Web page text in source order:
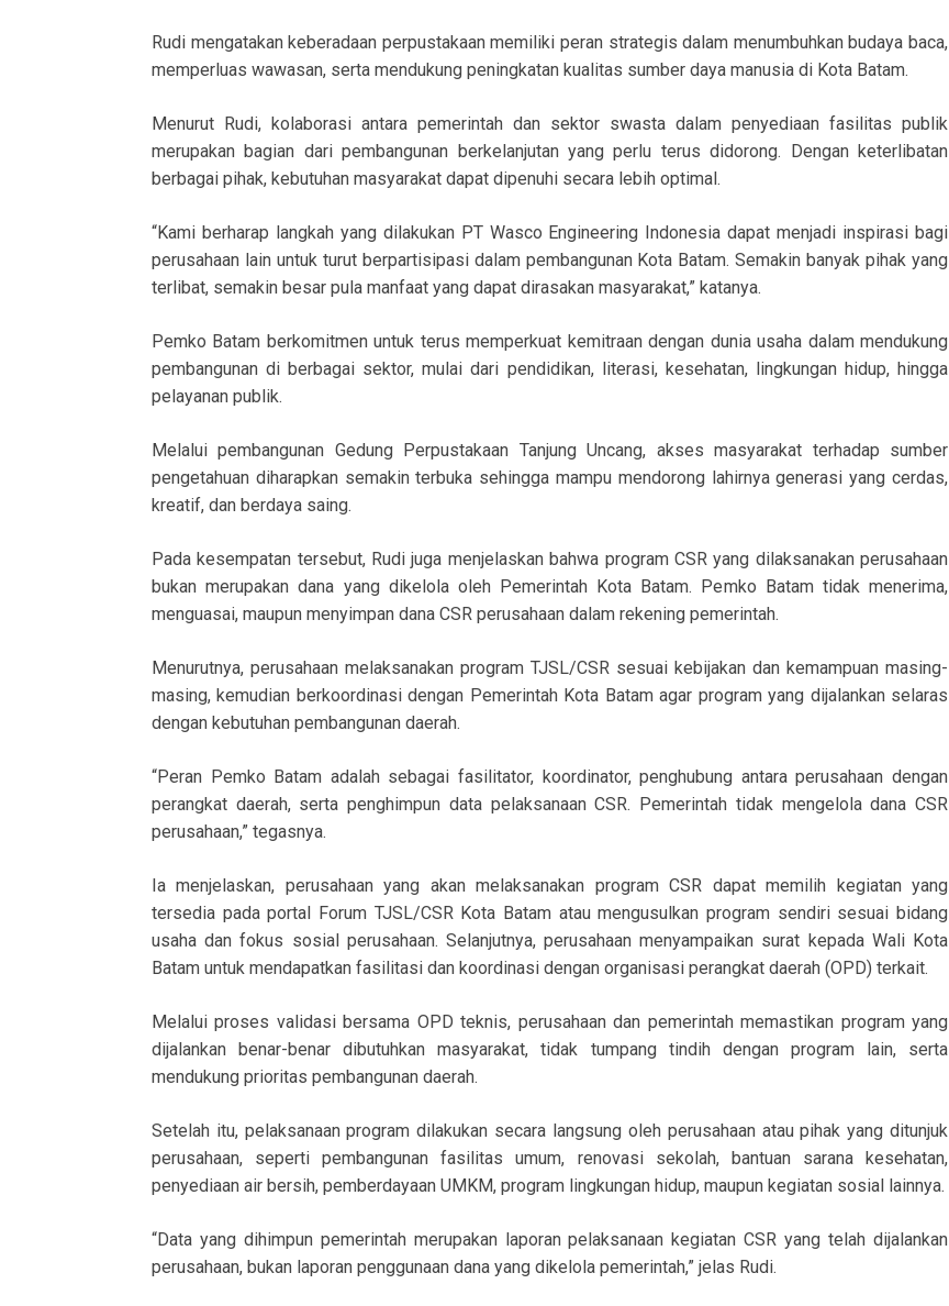
Rudi mengatakan keberadaan perpustakaan memiliki peran strategis dalam menumbuhkan budaya baca,
memperluas wawasan, serta mendukung peningkatan kualitas sumber daya manusia di Kota Batam.
Menurut Rudi, kolaborasi antara pemerintah dan sektor swasta dalam penyediaan fasilitas publik
merupakan bagian dari pembangunan berkelanjutan yang perlu terus didorong. Dengan keterlibatan
berbagai pihak, kebutuhan masyarakat dapat dipenuhi secara lebih optimal.
“Kami berharap langkah yang dilakukan PT Wasco Engineering Indonesia dapat menjadi inspirasi bagi
perusahaan lain untuk turut berpartisipasi dalam pembangunan Kota Batam. Semakin banyak pihak yang
terlibat, semakin besar pula manfaat yang dapat dirasakan masyarakat,” katanya.
Pemko Batam berkomitmen untuk terus memperkuat kemitraan dengan dunia usaha dalam mendukung
pembangunan di berbagai sektor, mulai dari pendidikan, literasi, kesehatan, lingkungan hidup, hingga
pelayanan publik.
Melalui pembangunan Gedung Perpustakaan Tanjung Uncang, akses masyarakat terhadap sumber
pengetahuan diharapkan semakin terbuka sehingga mampu mendorong lahirnya generasi yang cerdas,
kreatif, dan berdaya saing.
Pada kesempatan tersebut, Rudi juga menjelaskan bahwa program CSR yang dilaksanakan perusahaan
bukan merupakan dana yang dikelola oleh Pemerintah Kota Batam. Pemko Batam tidak menerima,
menguasai, maupun menyimpan dana CSR perusahaan dalam rekening pemerintah.
Menurutnya, perusahaan melaksanakan program TJSL/CSR sesuai kebijakan dan kemampuan masing-
masing, kemudian berkoordinasi dengan Pemerintah Kota Batam agar program yang dijalankan selaras
dengan kebutuhan pembangunan daerah.
“Peran Pemko Batam adalah sebagai fasilitator, koordinator, penghubung antara perusahaan dengan
perangkat daerah, serta penghimpun data pelaksanaan CSR. Pemerintah tidak mengelola dana CSR
perusahaan,” tegasnya.
Ia menjelaskan, perusahaan yang akan melaksanakan program CSR dapat memilih kegiatan yang
tersedia pada portal Forum TJSL/CSR Kota Batam atau mengusulkan program sendiri sesuai bidang
usaha dan fokus sosial perusahaan. Selanjutnya, perusahaan menyampaikan surat kepada Wali Kota
Batam untuk mendapatkan fasilitasi dan koordinasi dengan organisasi perangkat daerah (OPD) terkait.
Melalui proses validasi bersama OPD teknis, perusahaan dan pemerintah memastikan program yang
dijalankan benar-benar dibutuhkan masyarakat, tidak tumpang tindih dengan program lain, serta
mendukung prioritas pembangunan daerah.
Setelah itu, pelaksanaan program dilakukan secara langsung oleh perusahaan atau pihak yang ditunjuk
perusahaan, seperti pembangunan fasilitas umum, renovasi sekolah, bantuan sarana kesehatan,
penyediaan air bersih, pemberdayaan UMKM, program lingkungan hidup, maupun kegiatan sosial lainnya.
“Data yang dihimpun pemerintah merupakan laporan pelaksanaan kegiatan CSR yang telah dijalankan
perusahaan, bukan laporan penggunaan dana yang dikelola pemerintah,” jelas Rudi.